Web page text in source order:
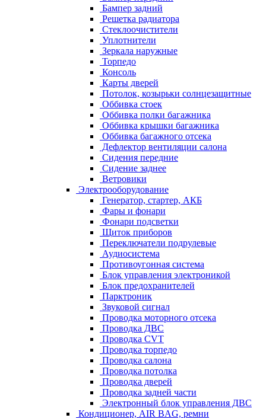
Бампер задний
Решетка радиатора
Стеклоочистители
Уплотнители
Зеркала наружные
Торпедо
Консоль
Карты дверей
Потолок, козырьки солнцезащитные
Оббивка стоек
Оббивка полки багажника
Оббивка крышки багажника
Оббивка багажного отсека
Дефлектор вентиляции салона
Сидения передние
Сидение заднее
Ветровики
Электрооборудование
Генератор, стартер, АКБ
Фары и фонари
Фонари подсветки
Щиток приборов
Переключатели подрулевые
Аудиосистема
Противоугонная система
Блок управления электроникой
Блок предохранителей
Парктроник
Звуковой сигнал
Проводка моторного отсека
Проводка ДВС
Проводка CVT
Проводка торпедо
Проводка салона
Проводка потолка
Проводка дверей
Проводка задней части
Электронный блок управления ДВС
Кондиционер, AIR BAG, ремни